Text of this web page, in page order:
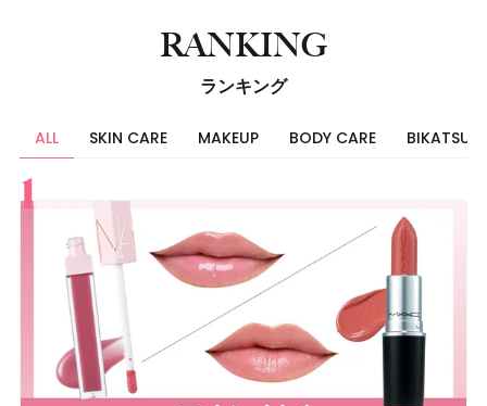
RANKING
ランキング
ALL SKIN CARE MAKEUP BODY CARE BIKATSU
すべて
スキンケア
メイク
ボディケア
美活
ヘア
ライフスタイル
ビューティーズ